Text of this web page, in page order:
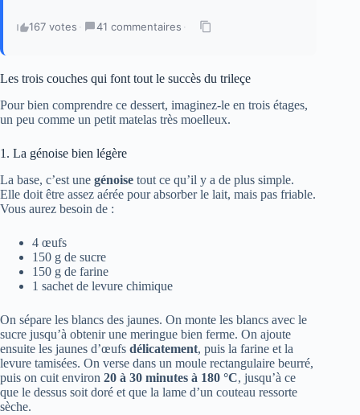
167 votes · 41 commentaires ·
Les trois couches qui font tout le succès du trileçe
Pour bien comprendre ce dessert, imaginez-le en trois étages,
un peu comme un petit matelas très moelleux.
1. La génoise bien légère
La base, c’est une génoise tout ce qu’il y a de plus simple.
Elle doit être assez aérée pour absorber le lait, mais pas friable.
Vous aurez besoin de :
4 œufs
150 g de sucre
150 g de farine
1 sachet de levure chimique
On sépare les blancs des jaunes. On monte les blancs avec le
sucre jusqu’à obtenir une meringue bien ferme. On ajoute
ensuite les jaunes d’œufs délicatement, puis la farine et la
levure tamisées. On verse dans un moule rectangulaire beurré,
puis on cuit environ 20 à 30 minutes à 180 °C, jusqu’à ce
que le dessus soit doré et que la lame d’un couteau ressorte
sèche.